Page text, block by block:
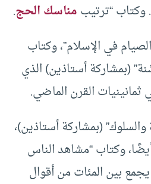
وكتاب “ترتيبمناسك الحج.
في الإسلام”، وكتاب
(بمشاركة أستاذين) الذي
القرن الماضي.
(بمشاركة أستاذين)،
وكتاب “مشاهد الناس
بين المئات من أقوال